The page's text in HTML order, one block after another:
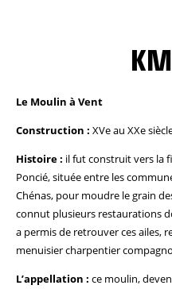
Le Moulin à Vent
Construction : XVe au XXe
Histoire : il fut construit vers la
Poncié, située entre les
Chénas, pour moudre le grain
connut plusieurs restaurations
a permis de retrouver ces ailes,
menuisier charpentier
L’appellation : ce moulin,